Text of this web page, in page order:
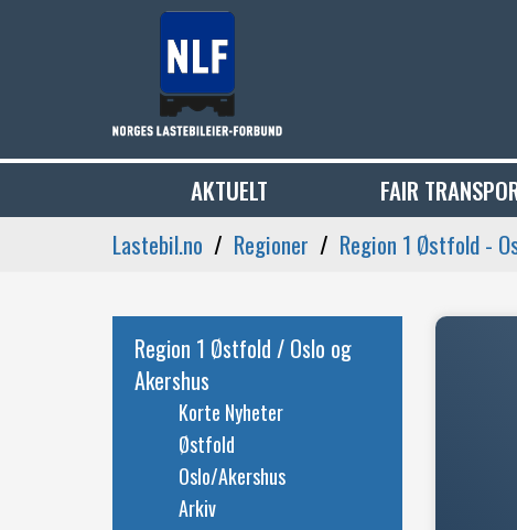
AKTUELT FAIR
Lastebil.no
Regioner Region 1 Østfold -
Region 1 Østfold / Oslo og
Akershus
Korte Nyheter
Østfold
Oslo/Akershus
Arkiv